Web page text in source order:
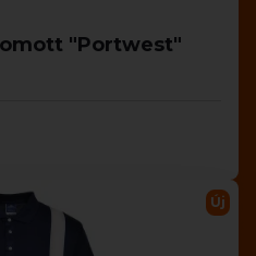
"Portwest"
Új